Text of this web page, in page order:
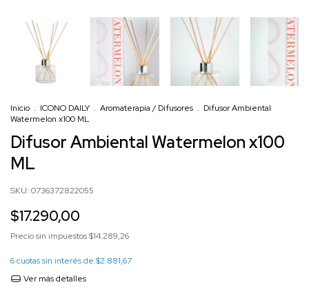
Inicio . ICONO DAILY . Aromaterapia / Difusores . Difusor Ambiental
Watermelon x100 ML
Difusor Ambiental Watermelon x100
ML
SKU: 0736372822055
$17.290,00
Precio sin impuestos$14.289,26
6cuotas sin interés de $2.881,67
Ver más detalles